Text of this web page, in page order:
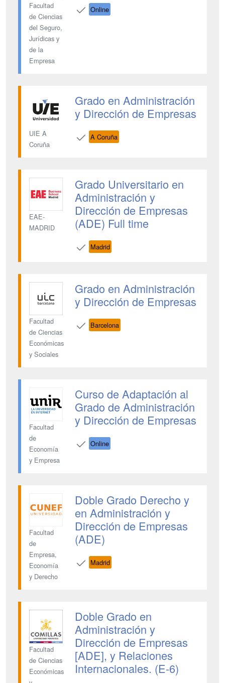
Facultad
de Ciencias
del Seguro,
Jurídicas y
de la
Empresa
Online
UIE A
Coruña
Grado en Administración
y Dirección de Empresas
A Coruña
EAE-
MADRID
Grado Universitario en
Administración y
Dirección de Empresas
(ADE) Full time
Madrid
Facultad
de Ciencias
Económicas
y Sociales
Grado en Administración
y Dirección de Empresas
Barcelona
Facultad
de
Economía
y Empresa
Curso de Adaptación al
Grado de Administración
y Dirección de Empresas
Online
Facultad
de
Empresa,
Economía
y Derecho
Doble Grado Derecho y
en Administración y
Dirección de Empresas
(ADE)
Madrid
Facultad
de Ciencias
Económicas
Doble Grado en
Administración y
Dirección de Empresas
[ADE], y Relaciones
Internacionales. (E-6)